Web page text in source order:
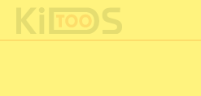
Cookie-Einstellungen